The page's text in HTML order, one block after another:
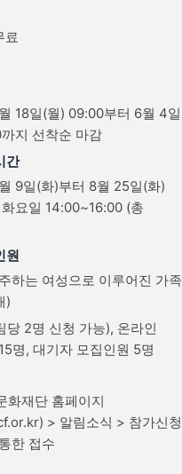
료
18일(월) 09:00부터 6월 4일
지 선착순 마감
간
9일(화)부터 8월 25일(화)
요일 14:00~16:00 (총
원
하는 여성으로 이루어진 가족
)
당 2명 신청 가능), 온라인
명, 대기자 모집인원 5명
화재단 홈페이지
> 알림소식 > 참가신청
한 접수